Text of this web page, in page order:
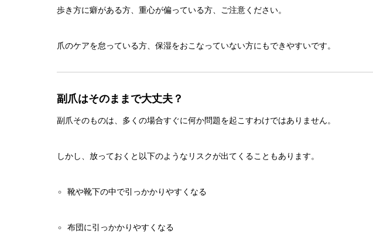
歩き方に癖がある方、重心が偏っている方、ご注意ください。
爪のケアを怠っている方、保湿をおこなっていない方にもできやすいです。
副爪はそのままで大丈夫？
副爪そのものは、多くの場合すぐに何か問題を起こすわけではありません。
しかし、放っておくと以下のようなリスクが出てくることもあります。
靴や靴下の中で引っかかりやすくなる
布団に引っかかりやすくなる